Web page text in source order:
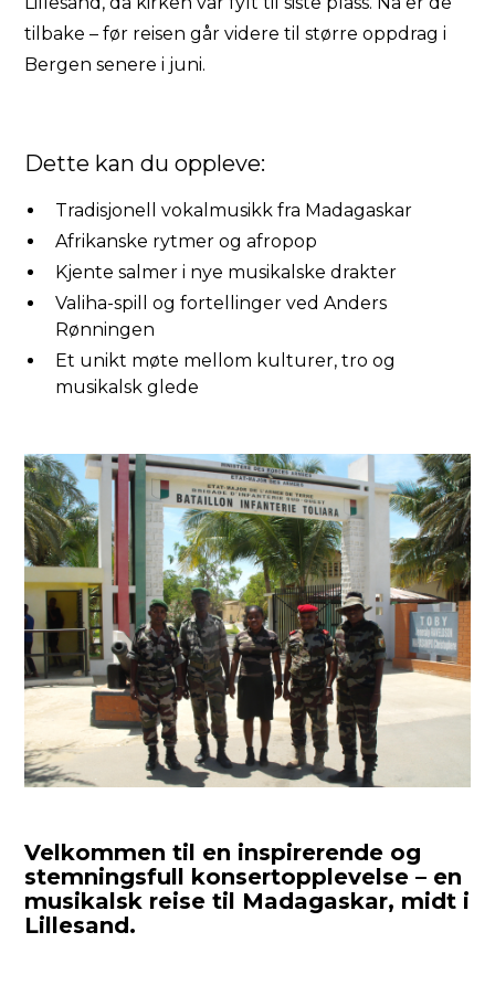
tilbake – før reisen går videre til større oppdrag i
Bergen senere i juni.
Dette kan du oppleve:
Tradisjonell vokalmusikk fra Madagaskar
Afrikanske rytmer og afropop
Kjente salmer i nye musikalske drakter
Valiha-spill og fortellinger ved Anders
Rønningen
Et unikt møte mellom kulturer, tro og
musikalsk glede
Velkommen til en inspirerende og
stemningsfull konsertopplevelse – en
musikalsk reise til Madagaskar, midt i
Lillesand.